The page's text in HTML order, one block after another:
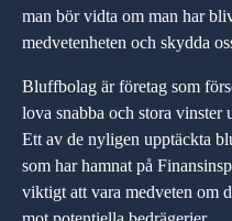
man bör vidta om man har
medvetenheten och skydda
Bluffbolag är företag som
lova snabba och stora vinster
Ett av de nyligen upptäckta
som har hamnat på
viktigt att vara medveten om